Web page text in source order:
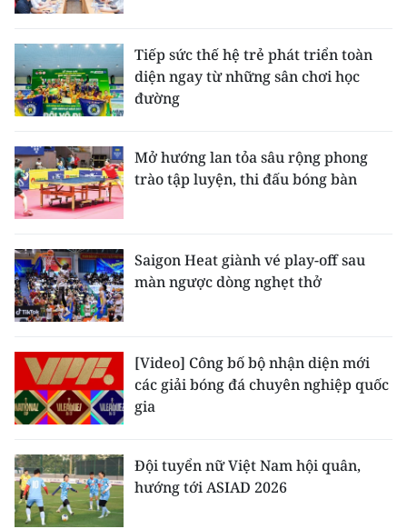
Tiếp sức thế hệ trẻ phát triển toàn
diện ngay từ những sân chơi học
đường
Mở hướng lan tỏa sâu rộng phong
trào tập luyện, thi đấu bóng bàn
Saigon Heat giành vé play-off sau
màn ngược dòng nghẹt thở
[Video] Công bố bộ nhận diện mới
các giải bóng đá chuyên nghiệp quốc
gia
Đội tuyển nữ Việt Nam hội quân,
hướng tới ASIAD 2026